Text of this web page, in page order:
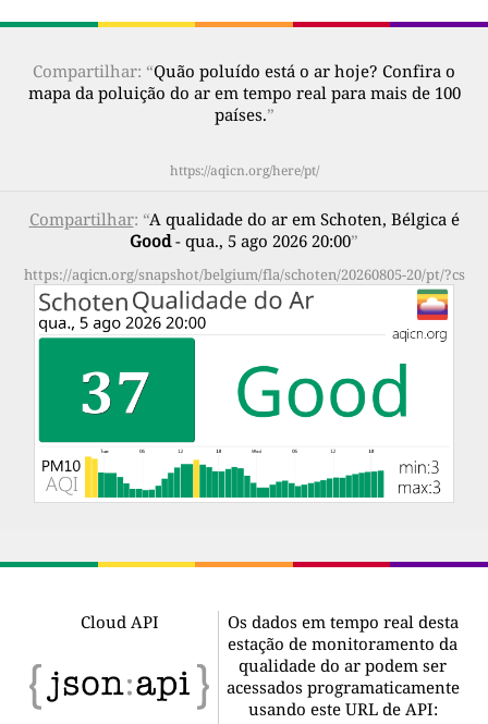
Compartilhar: “Quão poluído está o ar hoje? Confira o
mapa da poluição do ar em tempo real para mais de 100
países.”
https://aqicn.org/here/pt/
Compartilhar: “A qualidade do ar em Schoten, Bélgica é
Good- qua., 5 ago 2026 20:00”
https://aqicn.org/snapshot/belgium/fla/schoten/20260805-20/pt/?cs
Cloud API
Os dados em tempo real desta
estação de monitoramento da
qualidade do ar podem ser
acessados programaticamente
usando este URL de API: